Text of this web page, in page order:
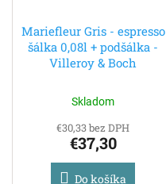
Mariefleur Gris - espresso
šálka 0,08l + podšálka -
Villeroy & Boch
Skladom
€30,33 bez DPH
€37,30
Do košíka